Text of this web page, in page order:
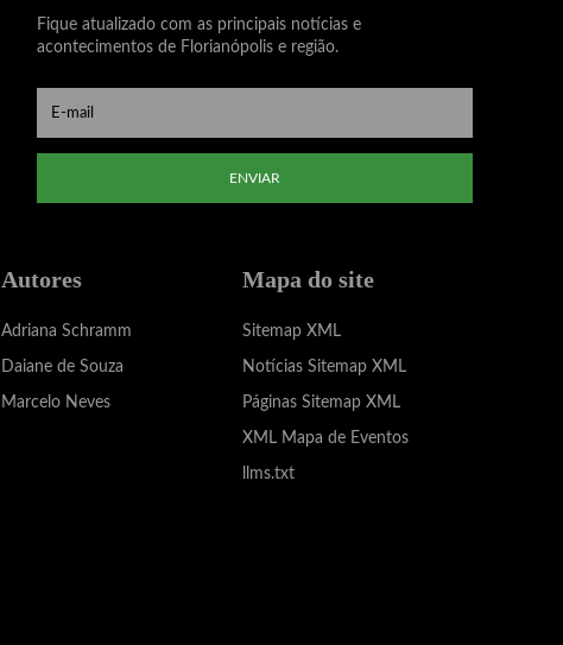
Fique atualizado com as principais notícias e
acontecimentos de Florianópolis e região.
ENVIAR
Autores
Adriana Schramm
Daiane de Souza
Marcelo Neves
Mapa do site
Sitemap XML
Notícias Sitemap XML
Páginas Sitemap XML
XML Mapa de Eventos
llms.txt